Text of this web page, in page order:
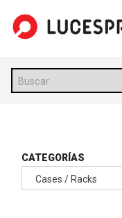
content
Búsqueda
de
productos
CATEGORÍAS
Cases / Racks